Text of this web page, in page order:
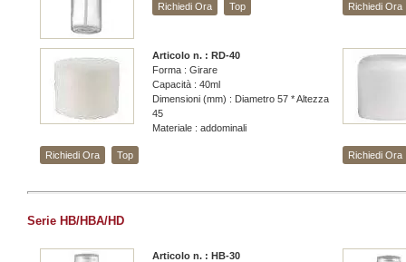
Richiedi Ora Top Richiedi Ora
Articolo n. : RD-40
Forma : Girare
Capacità : 40ml
Dimensioni (mm) : Diametro 57 * Altezza
45
Materiale : addominali
Richiedi Ora Top Richiedi Ora
Serie HB/HBA/HD
Articolo n. : HB-30